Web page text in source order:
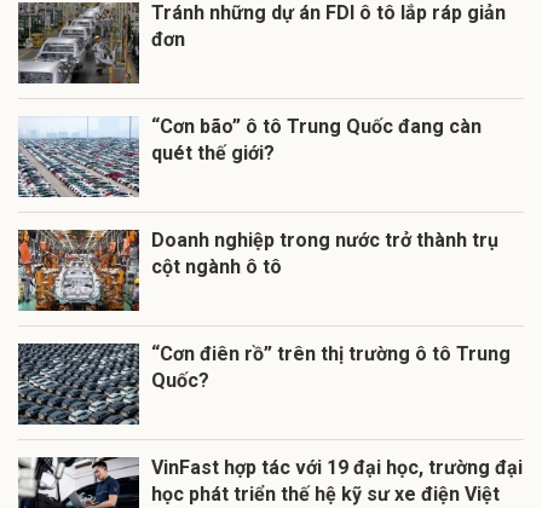
Tránh những dự án FDI ô tô lắp ráp giản
đơn
“Cơn bão” ô tô Trung Quốc đang càn
quét thế giới?
Doanh nghiệp trong nước trở thành trụ
cột ngành ô tô
“Cơn điên rồ” trên thị trường ô tô Trung
Quốc?
VinFast hợp tác với 19 đại học, trường đại
học phát triển thế hệ kỹ sư xe điện Việt